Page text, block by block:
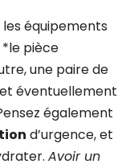
les équipements
*le pièce
une paire de
éventuellement
également
d’urgence, et
Avoir un